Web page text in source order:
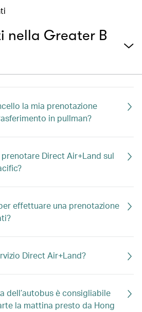
nella Greater B
la mia prenotazione
in pullman?
Direct Air+Land sul
effettuare una prenotazione
Direct Air+Land?
dell’autobus è consigliabile
la mattina presto da Hong